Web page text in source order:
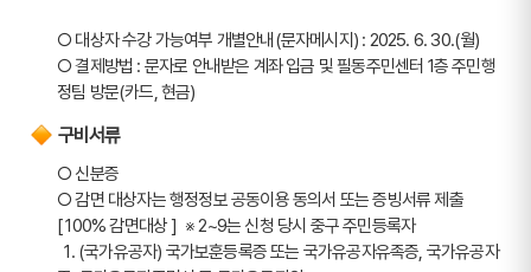
○ 대상자 수강 가능여부 개별안내(문자메시지) : 2025. 6. 30.(월)
○ 결제방법 : 문자로 안내받은 계좌 입금 및 필동주민센터 1층 주민행
정팀 방문(카드, 현금)
구비서류
○ 신분증
○ 감면 대상자는 행정정보 공동이용 동의서 또는 증빙서류 제출
[ 100% 감면대상 ]  ※ 2~9는 신청 당시 중구 주민등록자
  1. (국가유공자) 국가보훈등록증 또는 국가유공자유족증, 국가유공자